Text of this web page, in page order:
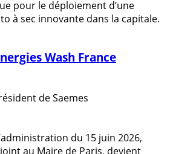
pour le déploiement d’une
à sec innovante dans la capitale.
Wash France
du 15 juin 2026,
au Maire de Paris, devient